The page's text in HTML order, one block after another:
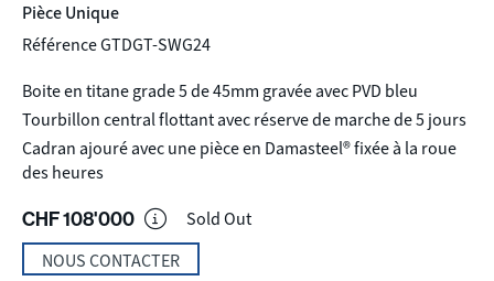
Pièce Unique
Référence GTDGT-SWG24
Boite en titane grade 5 de 45mm gravée avec PVD bleu
Tourbillon central flottant avec réserve de marche de 5 jours
Cadran ajouré avec une pièce en Damasteel® fixée à la roue
des heures
CHF108'000
Sold Out
NOUS CONTACTER